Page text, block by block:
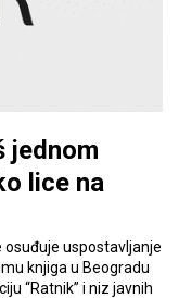
jednom
lice na
osuđuje uspostavljanje
knjiga u Beogradu
“Ratnik” i niz javnih